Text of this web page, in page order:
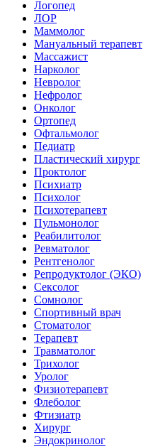
Логопед
ЛОР
Маммолог
Мануальный терапевт
Массажист
Нарколог
Невролог
Нефролог
Онколог
Ортопед
Офтальмолог
Педиатр
Пластический хирург
Проктолог
Психиатр
Психолог
Психотерапевт
Пульмонолог
Реабилитолог
Ревматолог
Рентгенолог
Репродуктолог (ЭКО)
Сексолог
Сомнолог
Спортивный врач
Стоматолог
Терапевт
Травматолог
Трихолог
Уролог
Физиотерапевт
Флеболог
Фтизиатр
Хирург
Эндокринолог